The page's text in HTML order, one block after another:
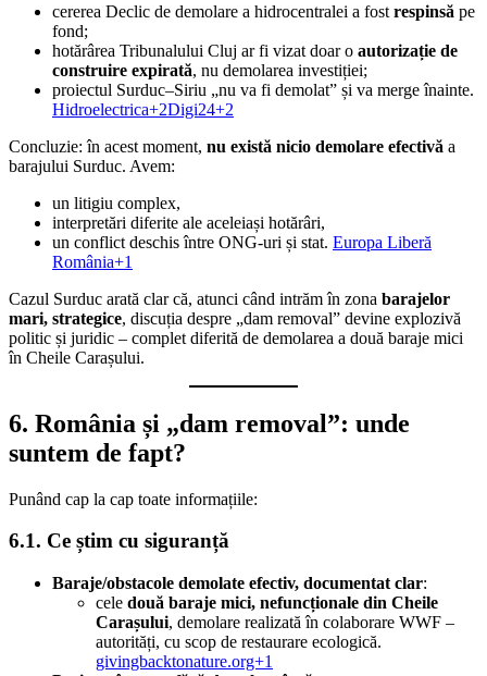
cererea Declic de demolare a hidrocentralei a fost respinsă pe
fond;
hotărârea Tribunalului Cluj ar fi vizat doar o autorizație de
construire expirată, nu demolarea investiției;
proiectul Surduc–Siriu „nu va fi demolat” și va merge înainte.
Hidroelectrica+2Digi24+2
Concluzie: în acest moment, nu există nicio demolare efectivă a
barajului Surduc. Avem:
un litigiu complex,
interpretări diferite ale aceleiași hotărâri,
un conflict deschis între ONG-uri și stat. Europa Liberă
România+1
Cazul Surduc arată clar că, atunci când intrăm în zona barajelor
mari, strategice, discuția despre „dam removal” devine explozivă
politic și juridic – complet diferită de demolarea a două baraje mici
în Cheile Carașului.
6. România și „dam removal”: unde
suntem de fapt?
Punând cap la cap toate informațiile:
6.1. Ce știm cu siguranță
Baraje/obstacole demolate efectiv, documentat clar:
cele două baraje mici, nefuncționale din Cheile
Carașului, demolare realizată în colaborare WWF –
autorități, cu scop de restaurare ecologică.
givingbacktonature.org+1